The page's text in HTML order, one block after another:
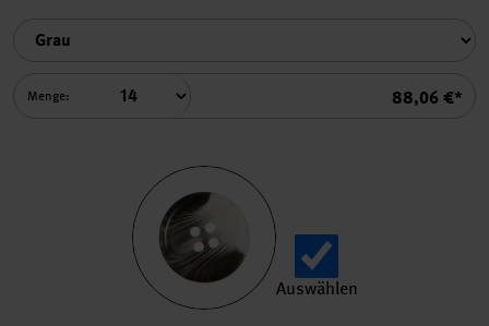
Summe
88,06 €*
Menge:
Auswählen